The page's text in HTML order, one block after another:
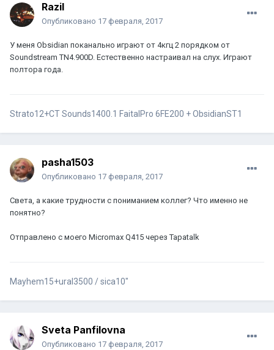
Razil
Опубликовано 17 февраля, 2017
У меня Obsidian поканально играют от 4кгц 2 порядком от
Soundstream TN4.900D. Естественно настраивал на слух. Играют
полтора года.
Strato12+CT Sounds1400.1 FaitalPro 6FE200 + ObsidianST1
pasha1503
Опубликовано 17 февраля, 2017
Света, а какие трудности с пониманием коллег? Что именно не
понятно?
Отправлено с моего Micromax Q415 через Tapatalk
Mayhem15+ural3500 / sica10"
Sveta Panfilovna
Опубликовано 17 февраля, 2017